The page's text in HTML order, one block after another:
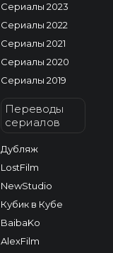
Сериалы 2023
Сериалы 2022
Сериалы 2021
Сериалы 2020
Сериалы 2019
Переводы
сериалов
Дубляж
LostFilm
NewStudio
Кубик в Кубе
BaibaKo
AlexFilm